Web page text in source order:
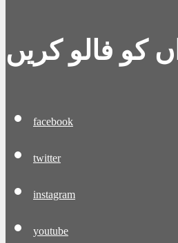
کو فالو کریں
facebook
twitter
instagram
youtube